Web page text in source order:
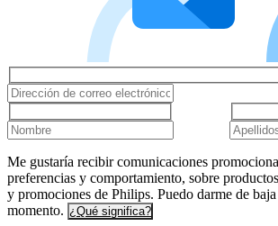
Me gustaría recibir comunicaciones
preferencias y comportamiento, sobre
y promociones de Philips. Puedo darme de
momento. ¿Qué significa?